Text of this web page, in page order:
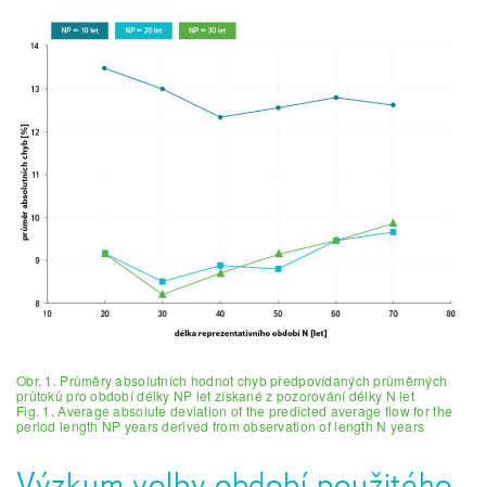
Obr. 1. Průměry absolutních hodnot chyb předpovídaných průměrných
průtoků pro období délky NP let získané z pozorování délky N let
Fig. 1. Average absolute deviation of the predicted average flow for the
period length NP years derived from observation of length N years